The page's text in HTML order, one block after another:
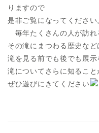
りますので
是非ご覧になってください
毎年たくさんの人が訪れ
その滝にまつわる歴史など
滝を見る前でも後でも展示
滝についてさらに知ること
ぜひ遊びにきてください